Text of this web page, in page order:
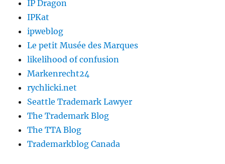
IP Dragon
IPKat
ipweblog
Le petit Musée des Marques
likelihood of confusion
Markenrecht24
rychlicki.net
Seattle Trademark Lawyer
The Trademark Blog
The TTA Blog
Trademarkblog Canada